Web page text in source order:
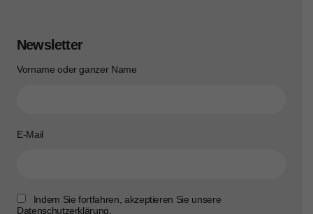
Newsletter
Vorname oder ganzer Name
E-Mail
Indem Sie fortfahren, akzeptieren Sie unsere
Datenschutzerklärung.